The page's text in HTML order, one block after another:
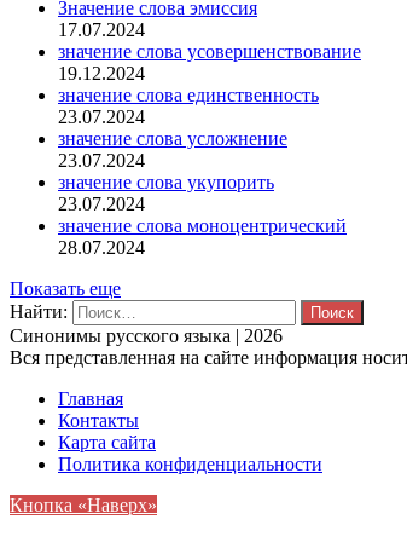
Значение слова эмиссия
17.07.2024
значение слова усовершенствование
19.12.2024
значение слова единственность
23.07.2024
значение слова усложнение
23.07.2024
значение слова укупорить
23.07.2024
значение слова моноцентрический
28.07.2024
Показать еще
Найти:
Синонимы русского языка | 2026
Вся представленная на сайте информация
Главная
Контакты
Карта сайта
Политика конфиденциальности
Кнопка «Наверх»